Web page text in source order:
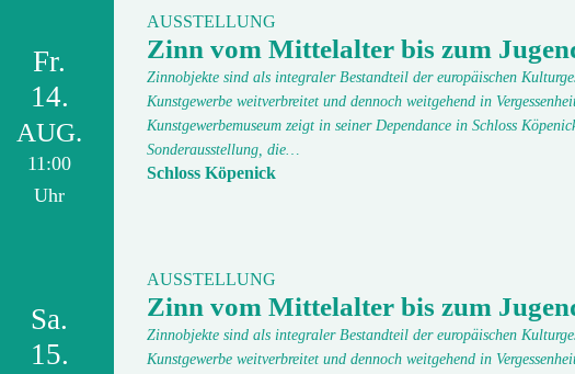
Fr.
14.
AUG.
11:00
Uhr
AUSSTELLUNG
Zinn vom Mittelalter bis zum
Zinnobjekte sind als integraler Bestandteil der europäischen
Kunstgewerbe weitverbreitet und dennoch weitgehend in
Kunstgewerbemuseum zeigt in seiner Dependance in Schloss
Sonderausstellung, die…
Schloss Köpenick
Sa.
15.
AUSSTELLUNG
Zinn vom Mittelalter bis zum
Zinnobjekte sind als integraler Bestandteil der europäischen
Kunstgewerbe weitverbreitet und dennoch weitgehend in